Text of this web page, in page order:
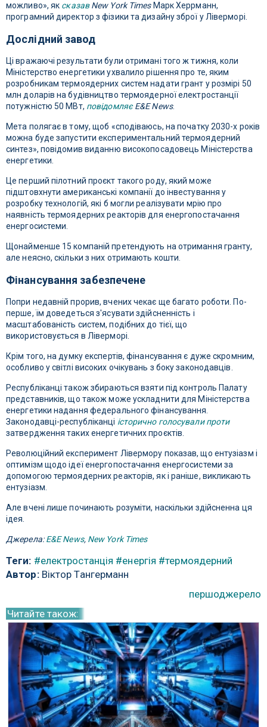
можливо», як сказав New York TimesМарк Херрманн,
програмний директор з фізики та дизайну зброї у Ліверморі.
Дослідний завод
Ці вражаючі результати були отримані того ж тижня, коли
Міністерство енергетики ухвалило рішення про те, яким
розробникам термоядерних систем надати грант у розмірі 50
млн доларів на будівництво термоядерної електростанції
потужністю 50 МВт, повідомляє E&E News.
Мета полягає в тому, щоб «сподіваюсь, на початку 2030-х років
можна буде запустити експериментальний термоядерний
синтез», повідомив виданню високопосадовець Міністерства
енергетики.
Це перший пілотний проєкт такого роду, який може
підштовхнути американські компанії до інвестування у
розробку технологій, які б могли реалізувати мрію про
наявність термоядерних реакторів для енергопостачання
енергосистеми.
Щонайменше 15 компаній претендують на отримання гранту,
але неясно, скільки з них отримають кошти.
Фінансування забезпечене
Попри недавній прорив, вчених чекає ще багато роботи. По-
перше, їм доведеться з'ясувати здійсненність і
масштабованість систем, подібних до тієї, що
використовується в Ліверморі.
Крім того, на думку експертів, фінансування є дуже скромним,
особливо у світлі високих очікувань з боку законодавців.
Республіканці також збираються взяти під контроль Палату
представників, що також може ускладнити для Міністерства
енергетики надання федерального фінансування.
Законодавці-республіканці історично голосували проти
затвердження таких енергетичних проєктів.
Революційний експеримент Лівермору показав, що ентузіазм і
оптимізм щодо ідеї енергопостачання енергосистеми за
допомогою термоядерних реакторів, як і раніше, викликають
ентузіазм.
Але вчені лише починають розуміти, наскільки здійсненна ця
ідея.
Джерела:E&E News, New York Times
Теги: #електростанція #енергія #термоядерний
Автор:Віктор Тангерманн
першоджерело
Читайте також: